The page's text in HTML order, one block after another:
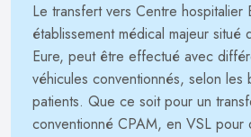
Le transfert vers Centre hospitalier
établissement médical majeur situé
Eure, peut être effectué avec
véhicules conventionnés, selon les
patients. Que ce soit pour un
conventionné CPAM, en VSL pour